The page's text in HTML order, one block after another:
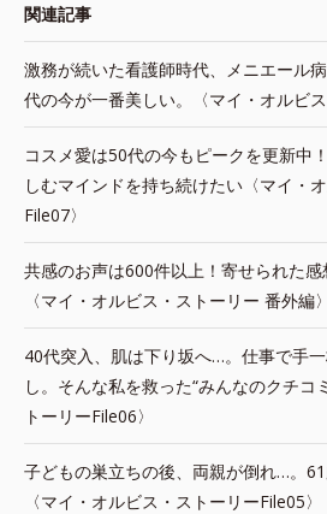
関連記事
激務が続いた看護師時代、メニエール
代の今が一番美しい。〈マイ・オルビ
コスメ愛は50代の今もピークを更新中
しむマインドを持ち続けたい〈マイ・
File07〉
共感のお声は600件以上！寄せられた
〈マイ・オルビス・ストーリー 番外編〉
40代突入、肌は下り坂へ…。仕事で手
し。そんな私を救った“みんなのクチコ
トーリーFile06〉
子どもの巣立ちの後、両親が倒れ…。
〈マイ・オルビス・ストーリーFile05〉